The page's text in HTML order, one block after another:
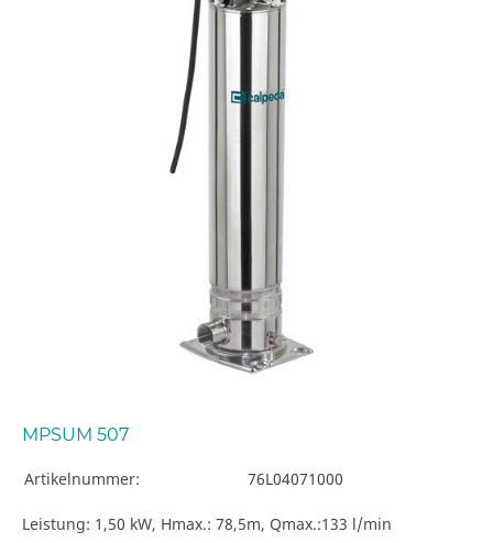
MPSUM 507
Artikelnummer: 76L04071000
Leistung: 1,50 kW, Hmax.: 78,5m, Qmax.:133 l/min